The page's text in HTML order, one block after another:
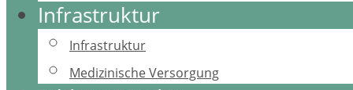
Infrastruktur
Infrastruktur
Medizinische Versorgung